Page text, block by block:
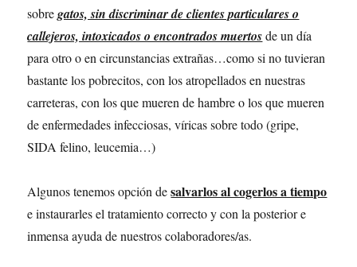
sobregatos, sin discriminar de clientes particulares o
callejeros, intoxicados o encontrados muertosde un día
para otro o en circunstancias extrañas…como si no tuvieran
bastante los pobrecitos, con los atropellados en nuestras
carreteras, con los que mueren de hambre o los que mueren
de enfermedades infecciosas, víricas sobre todo (gripe,
SIDA felino, leucemia…)
Algunos tenemos opción desalvarlos al cogerlos a tiempo
e instaurarles el tratamiento correcto y con la posterior e
inmensa ayuda de nuestros colaboradores/as.